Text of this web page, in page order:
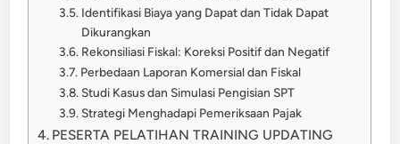
Identifikasi Biaya yang Dapat dan Tidak Dapat
Dikurangkan
Rekonsiliasi Fiskal: Koreksi Positif dan Negatif
Perbedaan Laporan Komersial dan Fiskal
Studi Kasus dan Simulasi Pengisian SPT
Strategi Menghadapi Pemeriksaan Pajak
PESERTA PELATIHAN TRAINING UPDATING